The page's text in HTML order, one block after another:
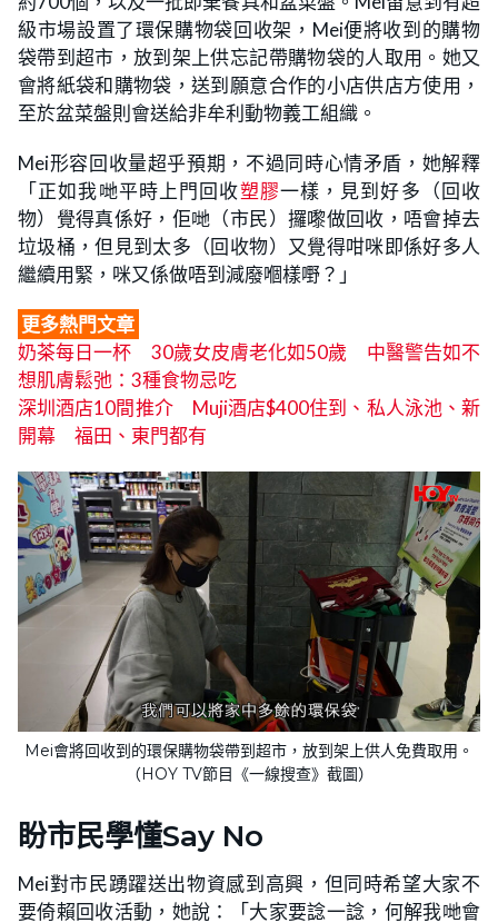
級市場設置了環保購物袋回收架，Mei便將收到的購物
袋帶到超市，放到架上供忘記帶購物袋的人取用。她又
會將紙袋和購物袋，送到願意合作的小店供店方使用，
至於盆菜盤則會送給非牟利動物義工組織。
Mei形容回收量超乎預期，不過同時心情矛盾，她解釋
「正如我哋平時上門回收塑膠一樣，見到好多（回收
物）覺得真係好，佢哋（市民）攞嚟做回收，唔會掉去
垃圾桶，但見到太多（回收物）又覺得咁咪即係好多人
繼續用緊，咪又係做唔到減廢嗰樣嘢？」
更多熱門文章
奶茶每日一杯 30歲女皮膚老化如50歲 中醫警告如不
想肌膚鬆弛：3種食物忌吃
深圳酒店10間推介 Muji酒店$400住到、私人泳池、新
開幕 福田、東門都有
Mei會將回收到的環保購物袋帶到超市，放到架上供人免費取用。
（HOY TV節目《一線搜查》截圖）
盼市民學懂Say No
Mei對市民踴躍送出物資感到高興，但同時希望大家不
要倚賴回收活動，她說：「大家要諗一諗，何解我哋會